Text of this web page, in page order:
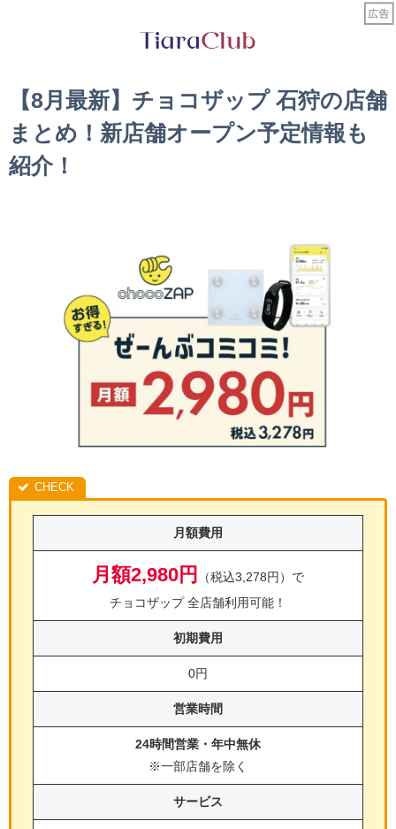
【8月最新】チョコザップ 石狩の店舗
まとめ！新店舗オープン予定情報も
紹介！
月額費用
月額2,980円
（税込3,278円）で
チョコザップ 全店舗利用可能！
初期費用
0円
営業時間
24時間営業・年中無休
※一部店舗を除く
サービス